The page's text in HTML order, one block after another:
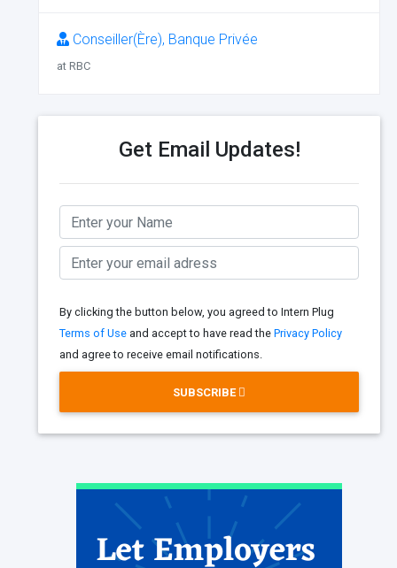
Conseiller(Ère), Banque Privée
at RBC
Get Email Updates!
By clicking the button below, you agreed to Intern Plug
Terms of Use and accept to have read the Privacy Policy
and agree to receive email notifications.
SUBSCRIBE